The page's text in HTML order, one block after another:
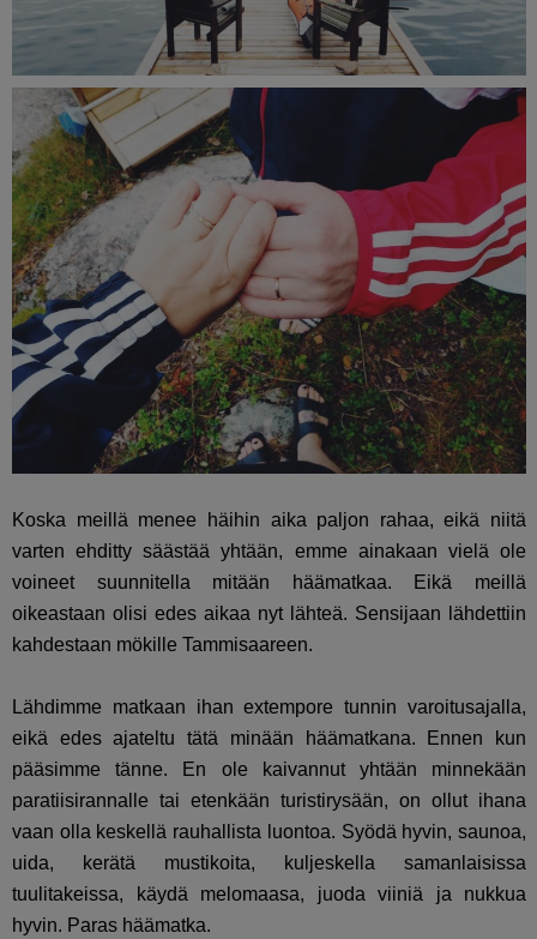
Koska meillä menee häihin aika paljon rahaa, eikä niitä
varten ehditty säästää yhtään, emme ainakaan vielä ole
voineet suunnitella mitään häämatkaa. Eikä meillä
oikeastaan olisi edes aikaa nyt lähteä. Sensijaan lähdettiin
kahdestaan mökille Tammisaareen.
Lähdimme matkaan ihan extempore tunnin varoitusajalla,
eikä edes ajateltu tätä minään häämatkana. Ennen kun
pääsimme tänne. En ole kaivannut yhtään minnekään
paratiisirannalle tai etenkään turistirysään, on ollut ihana
vaan olla keskellä rauhallista luontoa. Syödä hyvin, saunoa,
uida, kerätä mustikoita, kuljeskella samanlaisissa
tuulitakeissa, käydä melomaasa, juoda viiniä ja nukkua
hyvin. Paras häämatka.